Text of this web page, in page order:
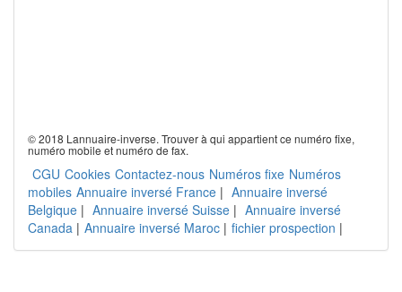
© 2018 Lannuaire-inverse. Trouver à qui appartient ce numéro fixe,
numéro mobile et numéro de fax.
CGU Cookies Contactez-nous Numéros fixe Numéros
mobiles Annuaire inversé France | Annuaire inversé
Belgique | Annuaire inversé Suisse | Annuaire inversé
Canada | Annuaire inversé Maroc | fichier prospection |